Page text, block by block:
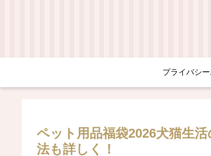
プライバシ
ペット用品福袋2026犬猫生
法も詳しく！